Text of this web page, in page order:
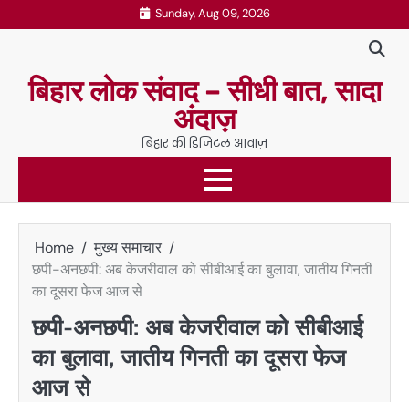
to
Sunday, Aug 09, 2026
बिहार लोक संवाद – सीधी बात, सादा
अंदाज़
बिहार की डिजिटल आवाज़
Home
मुख्य समाचार
छपी-अनछपी: अब केजरीवाल को सीबीआई का बुलावा, जातीय गिनती
का दूसरा फेज आज से
छपी-अनछपी: अब केजरीवाल को सीबीआई
का बुलावा, जातीय गिनती का दूसरा फेज
आज से